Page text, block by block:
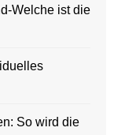
Welche ist die
So wird die